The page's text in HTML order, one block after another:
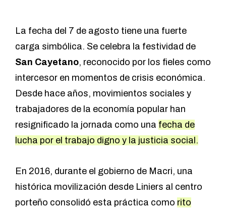
La fecha del 7 de agosto tiene una fuerte
carga simbólica. Se celebra la festividad de
San Cayetano, reconocido por los fieles como
intercesor en momentos de crisis económica.
Desde hace años, movimientos sociales y
trabajadores de la economía popular han
resignificado la jornada como una fecha de
lucha por el trabajo digno y la justicia social.
En 2016, durante el gobierno de Macri, una
histórica movilización desde Liniers al centro
porteño consolidó esta práctica como rito